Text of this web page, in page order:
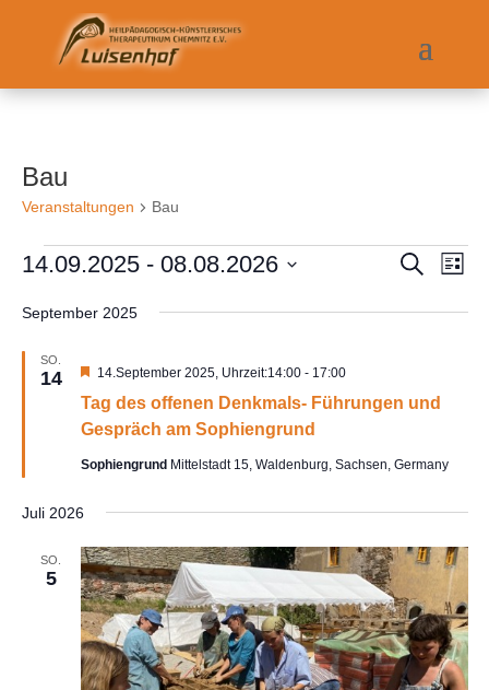
Bau
Veranstaltungen Bau
Veranstaltungen
und
Suche
Liste
14.09.2025 - 08.08.2026
wählen.
September 2025
SO.
14
Tag des offenen Denkmals- Führungen und
Gespräch am Sophiengrund
Hervorgehoben
14.September 2025, Uhrzeit:14:00- 17:00
Sophiengrund Mittelstadt 15, Waldenburg, Sachsen, Germany
Juli 2026
SO.
5